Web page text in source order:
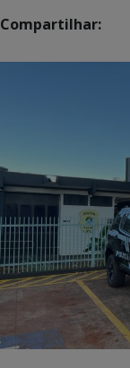
Compartilhar: